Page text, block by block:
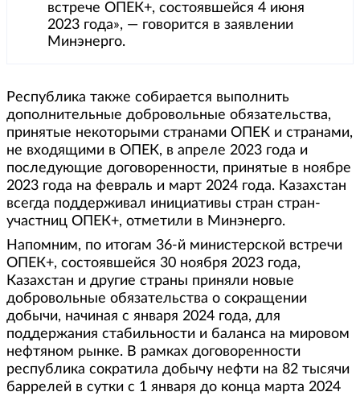
встрече ОПЕК+, состоявшейся 4 июня
2023 года», — говорится в заявлении
Минэнерго.
Республика также собирается выполнить
дополнительные добровольные обязательства,
принятые некоторыми странами ОПЕК и странами,
не входящими в ОПЕК, в апреле 2023 года и
последующие договоренности, принятые в ноябре
2023 года на февраль и март 2024 года. Казахстан
всегда поддерживал инициативы стран стран-
участниц ОПЕК+, отметили в Минэнерго.
Напомним, по итогам 36-й министерской встречи
ОПЕК+, состоявшейся 30 ноября 2023 года,
Казахстан и другие страны приняли новые
добровольные обязательства о сокращении
добычи, начиная с января 2024 года, для
поддержания стабильности и баланса на мировом
нефтяном рынке. В рамках договоренности
республика сократила добычу нефти на 82 тысячи
баррелей в сутки с 1 января до конца марта 2024